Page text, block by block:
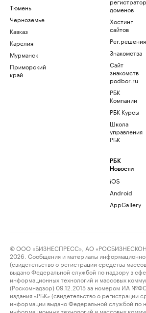
Тюмень
Черноземье
Кавказ
Карелия
Мурманск
Приморский
край
доменов
Хостинг
сайтов
Рег.решения
Знакомства
Сайт
знакомств
podbor.ru
РБК
Компании
РБК Курсы
Школа
управления
РБК
РБК
Новости
iOS
Android
AppGallery
© ООО «БИЗНЕСПРЕСС», АО
2026. Сообщения и материалы
(свидетельство о регистрации средства
выдано Федеральной службой по надзору в
информационных технологий и массовых
(Роскомнадзор) 09.12.2015 за номером ИА
издания «РБК» (свидетельство о регистрации
информации выдано Федеральной службой по
информационных технологий и массовых